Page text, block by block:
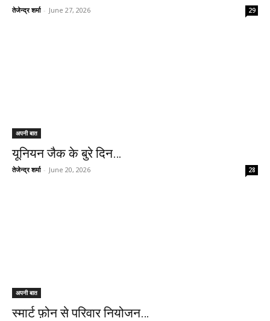
तेजेन्द्र शर्मा - June 27, 2026 29
अपनी बात
यूनियन जैक के बुरे दिन…
तेजेन्द्र शर्मा - June 20, 2026 28
अपनी बात
स्मार्ट फ़ोन से परिवार नियोजन…